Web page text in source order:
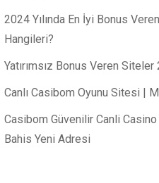
2024 Yılında En İyi Bonus
Hangileri?
Yatırımsız Bonus Veren Siteler
Canlı Casibom Oyunu Sitesi |
Casibom Güvenilir Canli
Bahis Yeni Adresi